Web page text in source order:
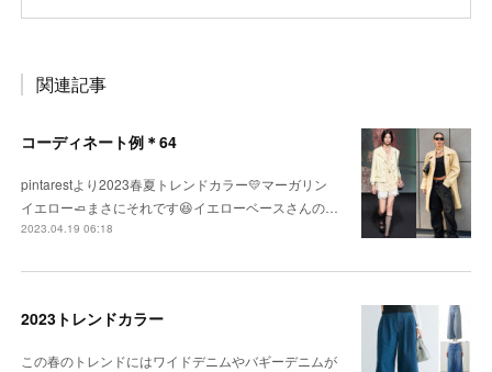
関連記事
コーディネート例＊64
pintarestより2023春夏トレンドカラー💛マーガリン
イエロー🧈まさにそれです😆イエローベースさんの…
2023.04.19 06:18
2023トレンドカラー
この春のトレンドにはワイドデニムやバギーデニムが